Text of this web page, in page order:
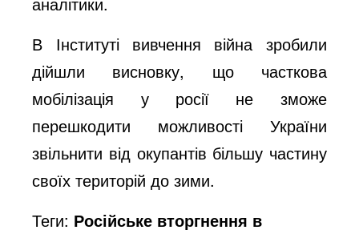
В Інституті вивчення війна зробили
дійшли висновку, що часткова
мобілізація у росії не зможе
перешкодити можливості України
звільнити від окупантів більшу частину
своїх територій до зими.
Теги: Російське вторгнення в